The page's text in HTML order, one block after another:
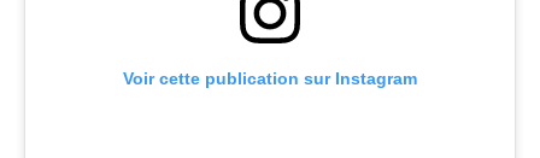
Voir cette publication sur Instagram